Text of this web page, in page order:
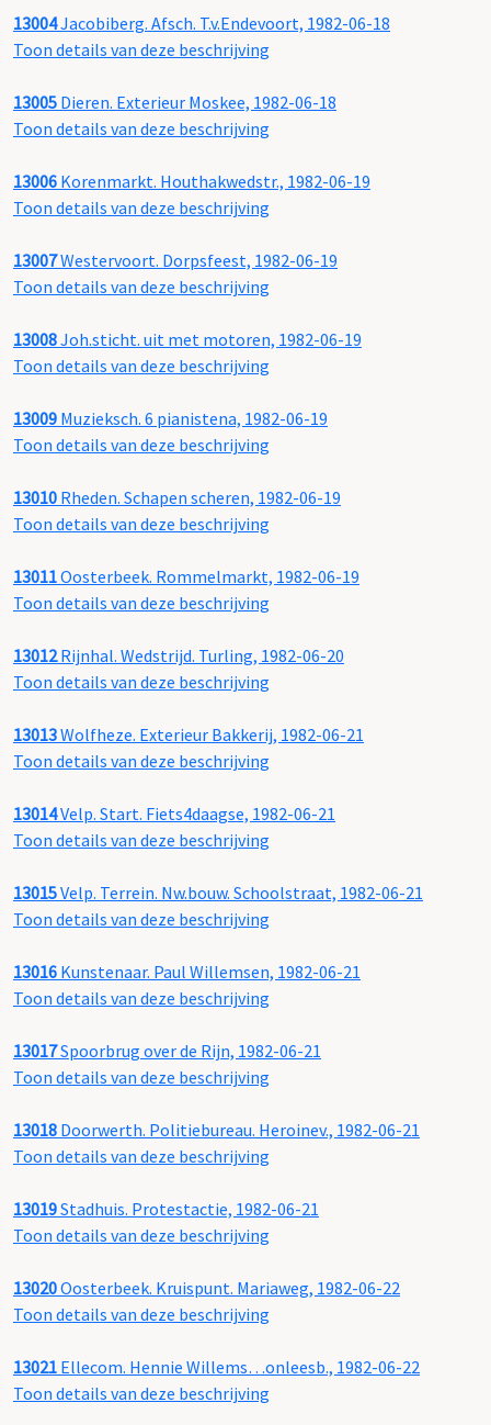
13004Jacobiberg. Afsch. T.v.Endevoort, 1982-06-18
Toon details van deze beschrijving
13005 Dieren. Exterieur Moskee, 1982-06-18
Toon details van deze beschrijving
13006 Korenmarkt. Houthakwedstr., 1982-06-19
Toon details van deze beschrijving
13007Westervoort. Dorpsfeest, 1982-06-19
Toon details van deze beschrijving
13008Joh.sticht. uit met motoren, 1982-06-19
Toon details van deze beschrijving
13009 Muzieksch. 6 pianistena, 1982-06-19
Toon details van deze beschrijving
13010 Rheden. Schapen scheren, 1982-06-19
Toon details van deze beschrijving
13011Oosterbeek. Rommelmarkt, 1982-06-19
Toon details van deze beschrijving
13012Rijnhal. Wedstrijd. Turling, 1982-06-20
Toon details van deze beschrijving
13013Wolfheze. Exterieur Bakkerij, 1982-06-21
Toon details van deze beschrijving
13014Velp. Start. Fiets4daagse, 1982-06-21
Toon details van deze beschrijving
13015Velp. Terrein. Nw.bouw. Schoolstraat, 1982-06-21
Toon details van deze beschrijving
13016 Kunstenaar. Paul Willemsen, 1982-06-21
Toon details van deze beschrijving
13017Spoorbrug over de Rijn, 1982-06-21
Toon details van deze beschrijving
13018 Doorwerth. Politiebureau. Heroinev., 1982-06-21
Toon details van deze beschrijving
13019Stadhuis. Protestactie, 1982-06-21
Toon details van deze beschrijving
13020Oosterbeek. Kruispunt. Mariaweg, 1982-06-22
Toon details van deze beschrijving
13021 Ellecom. Hennie Willems…onleesb., 1982-06-22
Toon details van deze beschrijving